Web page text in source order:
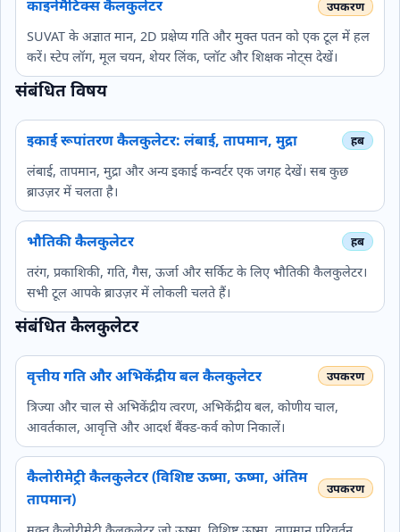
काइनेमैटिक्स कैलकुलेटर
SUVAT के अज्ञात मान, 2D प्रक्षेप्य गति और मुक्त पतन को एक टूल में हल
करें। स्टेप लॉग, मूल चयन, शेयर लिंक, प्लॉट और शिक्षक नोट्स देखें।
संबंधित विषय
इकाई रूपांतरण कैलकुलेटर: लंबाई, तापमान, मुद्रा
लंबाई, तापमान, मुद्रा और अन्य इकाई कन्वर्टर एक जगह देखें। सब कुछ
ब्राउज़र में चलता है।
भौतिकी कैलकुलेटर
तरंग, प्रकाशिकी, गति, गैस, ऊर्जा और सर्किट के लिए भौतिकी कैलकुलेटर।
सभी टूल आपके ब्राउज़र में लोकली चलते हैं।
संबंधित कैलकुलेटर
वृत्तीय गति और अभिकेंद्रीय बल कैलकुलेटर
त्रिज्या और चाल से अभिकेंद्रीय त्वरण, अभिकेंद्रीय बल, कोणीय चाल,
आवर्तकाल, आवृत्ति और आदर्श बैंक्ड-कर्व कोण निकालें।
कैलोरीमेट्री कैलकुलेटर (विशिष्ट ऊष्मा, ऊष्मा, अंतिम
तापमान)